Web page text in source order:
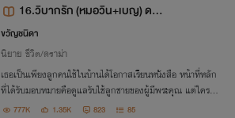
16.วิบากรัก (หมอวิน+เบญ) ดรา
ม่า
ขวัญชนิดา
นิยาย ชีวิต/ดราม่า
เธอเป็นเพียงลูกคนใช้ในบ้านได้โอกาสเรียนหนังสือ หน้าที่หลัก
ที่ได้รับมอบหมายคือดูแลรับใช้ลูกชายของผู้มีพระคุณ แต่ใครเล
ยจะรู้ว่าเธอยังมีอีกหน้าที่หนึ่งนั่นคือเป็นเมียลับๆ ของอนาวินด้ว
777K 1.35K 823 85